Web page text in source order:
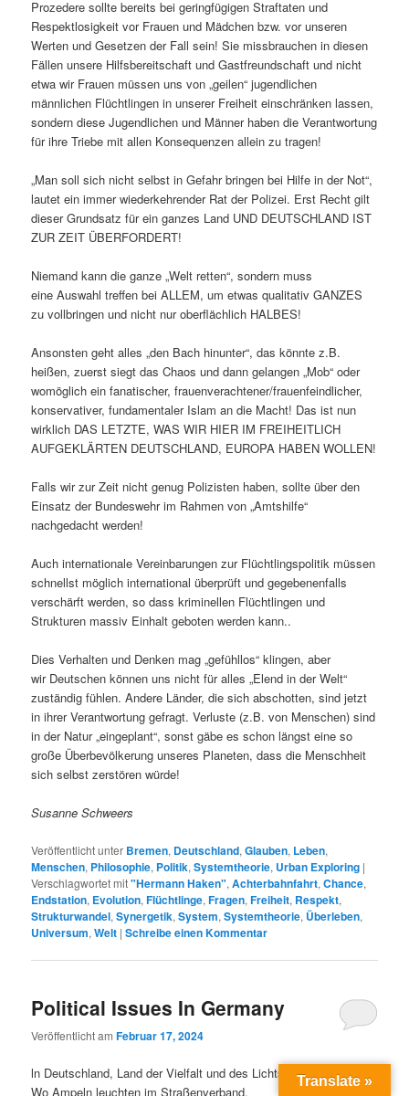
Prozedere sollte bereits bei geringfügigen Straftaten und
Respektlosigkeit vor Frauen und Mädchen bzw. vor unseren
Werten und Gesetzen der Fall sein! Sie missbrauchen in diesen
Fällen unsere Hilfsbereitschaft und Gastfreundschaft und nicht
etwa wir Frauen müssen uns von „geilen“ jugendlichen
männlichen Flüchtlingen in unserer Freiheit einschränken lassen,
sondern diese Jugendlichen und Männer haben die Verantwortung
für ihre Triebe mit allen Konsequenzen allein zu tragen!
„Man soll sich nicht selbst in Gefahr bringen bei Hilfe in der Not“,
lautet ein immer wiederkehrender Rat der Polizei. Erst Recht gilt
dieser Grundsatz für ein ganzes Land UND DEUTSCHLAND IST
ZUR ZEIT ÜBERFORDERT!
Niemand kann die ganze „Welt retten“, sondern muss
eine Auswahl treffen bei ALLEM, um etwasqualitativ GANZES
zu vollbringen und nicht nur oberflächlich HALBES!
Ansonsten geht alles „den Bach hinunter“, das könnte z.B.
heißen, zuerst siegt das Chaos und dann gelangen „Mob“ oder
womöglich ein fanatischer, frauenverachtener/frauenfeindlicher,
konservativer, fundamentaler Islam an die Macht! Das ist nun
wirklich DAS LETZTE, WAS WIR HIER IM FREIHEITLICH
AUFGEKLÄRTEN DEUTSCHLAND, EUROPA HABEN WOLLEN!
Falls wir zur Zeit nicht genug Polizisten haben, sollte über den
Einsatz der Bundeswehr im Rahmen von „Amtshilfe“
nachgedacht werden!
Auch internationale Vereinbarungen zur Flüchtlingspolitik müssen
schnellst möglich international überprüft und gegebenenfalls
verschärft werden, so dass kriminellen Flüchtlingen und
Strukturen massiv Einhalt geboten werden kann..
Dies Verhalten und Denken mag „gefühllos“ klingen, aber
wir Deutschen können uns nicht für alles „Elend in der Welt“
zuständig fühlen. Andere Länder, die sich abschotten, sind jetzt
in ihrer Verantwortung gefragt. Verluste (z.B. von Menschen) sind
in der Natur „eingeplant“, sonst gäbe es schon längst eine so
große Überbevölkerung unseres Planeten, dass die Menschheit
sich selbst zerstören würde!
Susanne Schweers
Veröffentlicht unter Bremen, Deutschland,Glauben, Leben,
Menschen, Philosophie, Politik,Systemtheorie, Urban Exploring |
Verschlagwortet mit"Hermann Haken",Achterbahnfahrt,Chance,
Endstation, Evolution,Flüchtlinge,Fragen,Freiheit, Respekt,
Strukturwandel,Synergetik,System,Systemtheorie, Überleben,
Universum,Welt |Schreibe einen Kommentar
Political Issues In Germany
Veröffentlicht amFebruar 17, 2024
ln Deutschland, Land der Vielfalt und des Lichts,
Wo Ampeln leuchten im Straßenverband.
Translate »